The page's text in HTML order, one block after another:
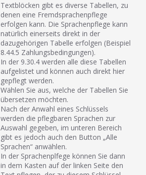
Textblöcken gibt es diverse Tabellen, zu
denen eine Fremdsprachenpflege
erfolgen kann. Die Sprachenpflege kann
natürlich einerseits direkt in der
dazugehörigen Tabelle erfolgen (Beispiel
8.44.5 Zahlungsbedingungen).
In der 9.30.4 werden alle diese Tabellen
aufgelistet und können auch direkt hier
gepflegt werden.
Wählen Sie aus, welche der Tabellen Sie
übersetzen möchten.
Nach der Anwahl eines Schlüssels
werden die pflegbaren Sprachen zur
Auswahl gegeben, im unteren Bereich
gibt es jedoch auch den Button „Alle
Sprachen“ anwählen.
In der Sprachenplfege können Sie dann
in dem Kasten auf der linken Seite den